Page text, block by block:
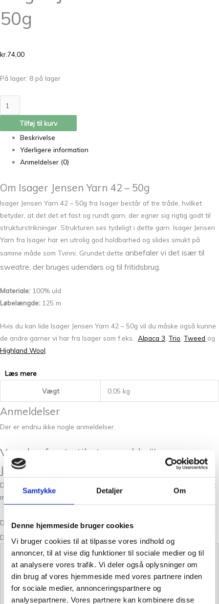
Samtykke Detaljer Om
Denne hjemmeside bruger cookies
Vi bruger cookies til at tilpasse vores indhold og
annoncer, til at vise dig funktioner til sociale medier og til
at analysere vores trafik. Vi deler også oplysninger om
din brug af vores hjemmeside med vores partnere inden
for sociale medier, annonceringspartnere og
analysepartnere. Vores partnere kan kombinere disse
50g
kr.74,00
På lager: 8 på lager
Tilføj til kurv
Beskrivelse
Yderligere information
Anmeldelser (0)
Om Isager Jensen Yarn 42 – 50g
Isager Jensen Yarn 42 – 50g fra Isager består af tre tråde, hvilket
betyder, at det det et fast og rundt garn, der egner sig rigtig godt til
strukturstrikninger. Strukturen ses tydeligt i dette garn. Isager Jensen
Yarn fra Isager har en utrolig god holdbarhed og slides smukt på
samme måde som Tvinni. Grundet dette anbefaler vi det især til
sweatre, der bruges udendørs og til fritidsbrug.
Materiale: 100% uld
Løbelængde: 125 m
Hvis du kan lide Isager Jensen Yarn 42 – 50g vil du måske også kunne
de andre garner vi har fra Isager som f.eks. Alpaca 3 Trio Tweed og
Highland Wool
Læs mere
Vægt 0,05 kg
Anmeldelser
Der er endnu ikke nogle anmeldelser.
Vær den første til at anmelde “Isager
Jensen Yarn 42 – 50g”
Din e-mailadresse vil ikke blive publiceret.
Krævede felter er markeret
med
Din bedømmelse
Din anmeldelse